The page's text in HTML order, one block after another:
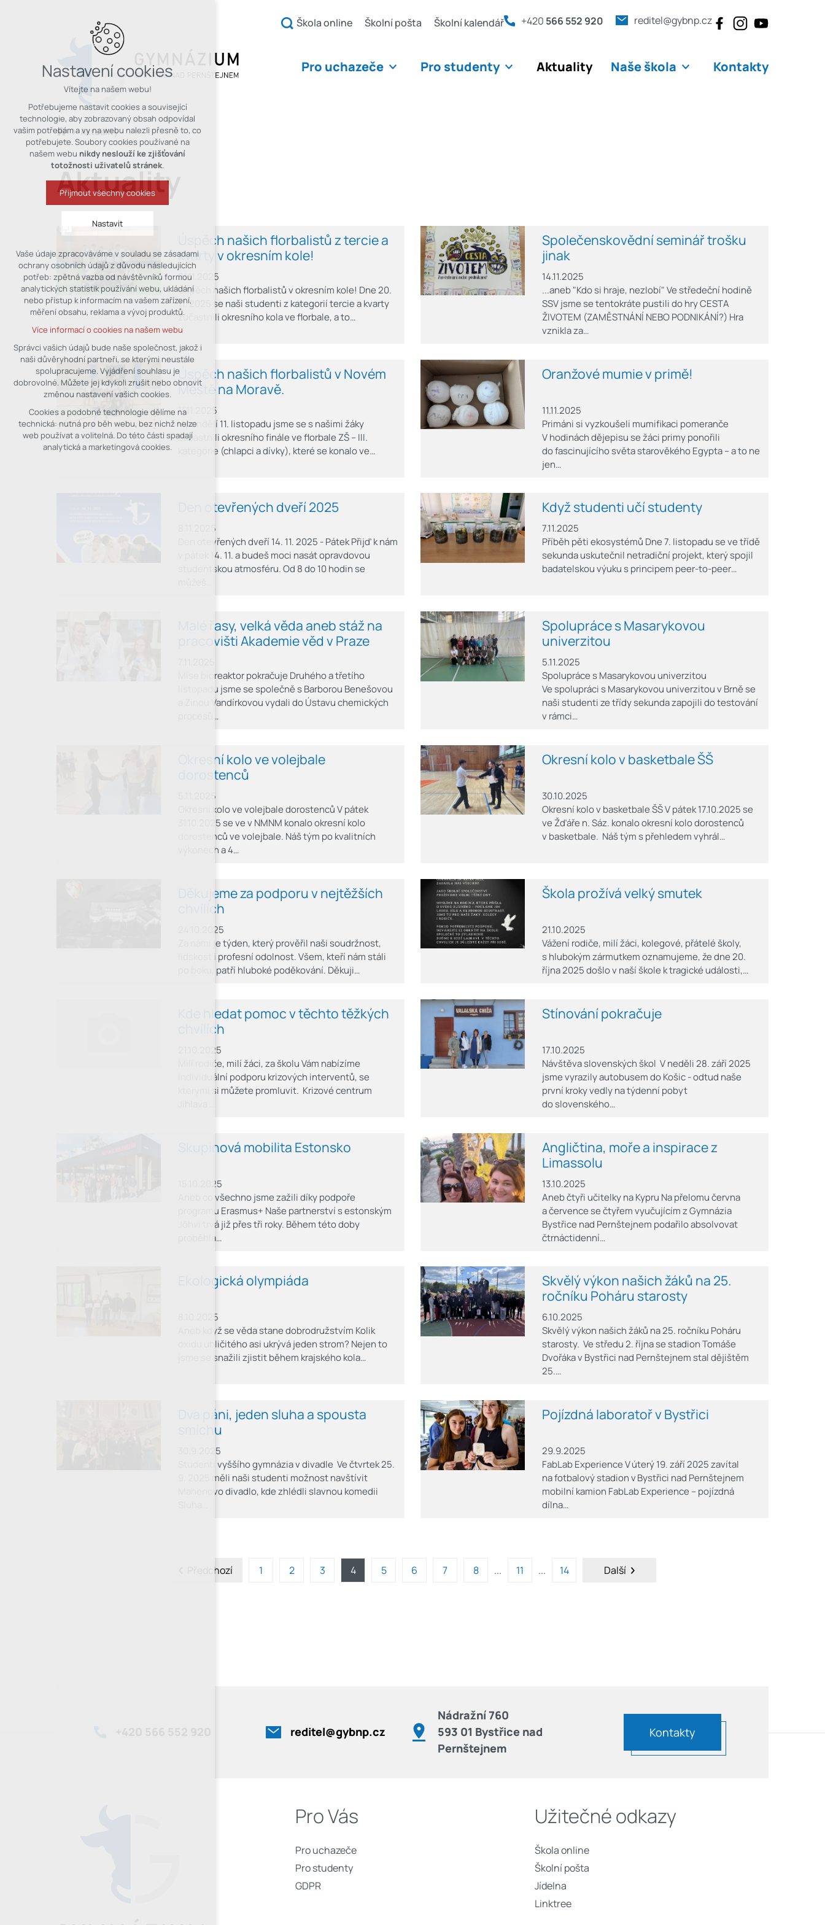
Škola online Školní pošta Školní kalendář +420 566 552 920 reditel@gybnp.cz
Pro uchazeče Pro studenty Aktuality Naše škola Kontakty
Aktuality
Aktuality
21.11.2025
Úspěch našich florbalistů z tercie a
kvarty v okresním kole!
Úspěch našich florbalistů v okresním kole! Dne 20.
11. 2025 se naši studenti z kategorií tercie a kvarty
zúčastnili okresního kola ve florbale, a to…
14.11.2025
Společenskovědní seminář trošku
jinak
...aneb "Kdo si hraje, nezlobí" Ve středeční hodině
SSV jsme se tentokráte pustili do hry CESTA
ŽIVOTEM (ZAMĚSTNÁNÍ NEBO PODNIKÁNÍ?) Hra
vznikla za…
11.11.2025
Úspěch našich florbalistů v Novém
Městě na Moravě.
V pondělí 11. listopadu jsme se s našimi žáky
zúčastnili okresního finále ve florbale ZŠ – III.
kategorie (chlapci a dívky), které se konalo ve…
11.11.2025
Oranžové mumie v primě!
Primáni si vyzkoušeli mumifikaci pomeranče
V hodinách dějepisu se žáci primy ponořili
do fascinujícího světa starověkého Egypta – a to ne
jen…
8.11.2025
Den otevřených dveří 2025
Den otevřených dveří 14. 11. 2025 - Pátek Přijď k nám
v pátek 14. 11. a budeš moci nasát opravdovou
studentskou atmosféru. Od 8 do 10 hodin se
7.11.2025
Když studenti učí studenty
Příběh pěti ekosystémů Dne 7. listopadu se ve třídě
sekunda uskutečnil netradiční projekt, který spojil
badatelskou výuku s principem peer-to-peer…
Malé řasy, velká věda aneb stáž na
pracovišti Akademie věd v Praze
Mise bioreaktor pokračuje Druhého a třetího
listopadu jsme se společně s Barborou Benešovou
a Zinou Vandírkovou vydali do Ústavu chemických
procesů…
5.11.2025
Spolupráce s Masarykovou
univerzitou
Spolupráce s Masarykovou univerzitou
Ve spolupráci s Masarykovou univerzitou v Brně se
naši studenti ze třídy sekunda zapojili do testování
v rámci…
5.11.2025
Okresní kolo ve volejbale
dorostenců
Okresní kolo ve volejbale dorostenců V pátek
31.10.2025 se ve v NMNM konalo okresní kolo
dorostenců ve volejbale. Náš tým po kvalitních
výkonech a 4…
30.10.2025
Okresní kolo v basketbale ŠŠ
Okresní kolo v basketbale ŠŠ V pátek 17.10.2025 se
ve Žďáře n. Sáz. konalo okresní kolo dorostenců
v basketbale. Náš tým s přehledem vyhrál…
24.10.2025
Děkujeme za podporu v nejtěžších
chvílích
Za námi je týden, který prověřil naši soudržnost,
lidskost i profesní odolnost. Všem, kteří nám stáli
po boku, patří hluboké poděkování. Děkuji…
21.10.2025
Škola prožívá velký smutek
Vážení rodiče, milí žáci, kolegové, přátelé školy,
s hlubokým zármutkem oznamujeme, že dne 20.
října 2025 došlo v naší škole k tragické události,…
21.10.2025
Kde hledat pomoc v těchto těžkých
chvílích
Milí rodiče, milí žáci, za školu Vám nabízíme
individuální podporu krizových interventů, se
kterými si můžete promluvit. Krizové centrum
17.10.2025
Stínování pokračuje
Návštěva slovenských škol V neděli 28. září 2025
jsme vyrazily autobusem do Košic - odtud naše
první kroky vedly na týdenní pobyt
do slovenského…
15.10.2025
Skupinová mobilita Estonsko
Aneb co všechno jsme zažili díky podpoře
programu Erasmus+ Naše partnerství s estonským
Jõhvi trvá již přes tři roky. Během této doby
proběhla…
13.10.2025
Angličtina, moře a inspirace z
Limassolu
Aneb čtyři učitelky na Kypru Na přelomu června
a července se čtyřem vyučujícím z Gymnázia
Bystřice nad Pernštejnem podařilo absolvovat
čtrnáctidenní…
8.10.2025
Ekologická olympiáda
Aneb když se věda stane dobrodružstvím Kolik
oxidu uhličitého asi ukrývá jeden strom? Nejen to
jsme se snažili zjistit během krajského kola…
6.10.2025
Skvělý výkon našich žáků na 25.
ročníku Poháru starosty
Skvělý výkon našich žáků na 25. ročníku Poháru
starosty. Ve středu 2. října se stadion Tomáše
Dvořáka v Bystřici nad Pernštejnem stal dějištěm
25.…
30.9.2025
Dva páni, jeden sluha a spousta
smíchu
Studenti vyššího gymnázia v divadle Ve čtvrtek 25.
9. 2025 měli naši studenti možnost navštívit
Mahenovo divadlo, kde zhlédli slavnou komedii
29.9.2025
Pojízdná laboratoř v Bystřici
FabLab Experience V úterý 19. září 2025 zavítal
na fotbalový stadion v Bystřici nad Pernštejnem
mobilní kamion FabLab Experience – pojízdná
dílna…
Předchozí 1 2 3 4 5 6 7 8 11 14 Další
reditel@gybnp.cz
Nádražní 760
593 01 Bystřice nad
Pernštejnem
Kontakty
Pro Vás
Pro uchazeče
Pro studenty
GDPR
Užitečné odkazy
Škola online
Školní pošta
Jídelna
Linktree
Nastavení cookies
Vítejte na našem webu!
Potřebujeme nastavit cookies a související
technologie, aby zobrazovaný obsah odpovídal
vašim potřebám a vy na webu nalezli přesně to, co
potřebujete. Soubory cookies používané na
našem webu nikdy neslouží ke zjišťování
totožnosti uživatelů stránek.
Přijmout všechny cookies
Nastavit
Technická cookies
nutná pro provozování webu
udržení kontextu stránek (session):
případná přihlášení, volby jazyka, apod.
Volitelná cookies
analytická pro anonymizované
vyhodnocení návštěvnosti
marketingová cookies (Google)
Více informací o cookies na našem webu
Přijmout všechny cookies
Odmítnout vše
Vaše údaje zpracováváme v souladu se zásadami
ochrany osobních údajů z důvodu následujících
potřeb: zpětná vazba od návštěvníků formou
analytických statistik používání webu, ukládání
nebo přístup k informacím na vašem zařízení,
měření obsahu, reklama a vývoj produktů.
Více informací o cookies na našem webu
Správci vašich údajů bude naše společnost, jakož i
naši důvěryhodní partneři, se kterými neustále
spolupracujeme. Vyjádření souhlasu je
dobrovolné. Můžete jej kdykoli zrušit nebo obnovit
změnou nastavení vašich cookies.
Cookies a podobné technologie dělíme na
technická: nutná pro běh webu, bez nichž nelze
web používat a volitelná. Do této části spadají
analytická a marketingová cookies.